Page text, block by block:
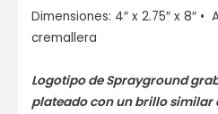
Dimensiones: 4″ x 2.75″ x 8″
cremallera
Logotipo de Sprayground
plateado con un brillo similar